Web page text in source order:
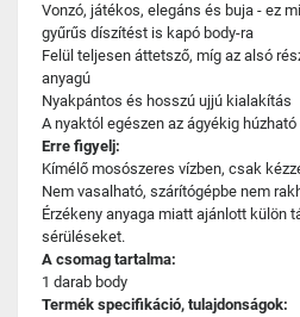
Vonzó, játékos, elegáns és buja - ez
gyűrűs díszítést is kapó body-ra
Felül teljesen áttetsző, míg az alsó
anyagú
Nyakpántos és hosszú ujjú kialakítás
A nyaktól egészen az ágyékig húzható
Erre figyelj:
Kímélő mosószeres vízben, csak
Nem vasalható, szárítógépbe nem
Érzékeny anyaga miatt ajánlott külön
sérüléseket.
A csomag tartalma:
1 darab body
Termék specifikáció, tulajdonságok: